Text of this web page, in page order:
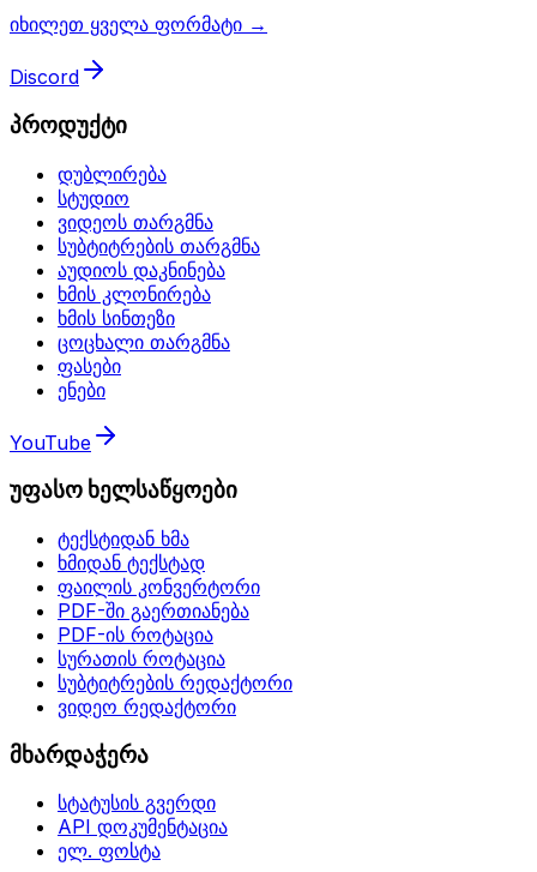
იხილეთ ყველა ფორმატი →
Discord
პროდუქტი
დუბლირება
სტუდიო
ვიდეოს თარგმნა
სუბტიტრების თარგმნა
აუდიოს დაკნინება
ხმის კლონირება
ხმის სინთეზი
ცოცხალი თარგმნა
ფასები
ენები
YouTube
უფასო ხელსაწყოები
ტექსტიდან ხმა
ხმიდან ტექსტად
ფაილის კონვერტორი
PDF-ში გაერთიანება
PDF-ის როტაცია
სურათის როტაცია
სუბტიტრების რედაქტორი
ვიდეო რედაქტორი
მხარდაჭერა
სტატუსის გვერდი
API დოკუმენტაცია
ელ. ფოსტა